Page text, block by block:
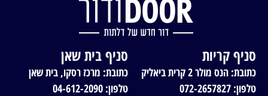
סניף קריות
כתובת: הנס מולר 2 קרית ביאליק
טלפון: 072-2657827
סניף בית שאן
כתובת: מרכז רסקו, בית שאן
טלפון: 04-612-2090